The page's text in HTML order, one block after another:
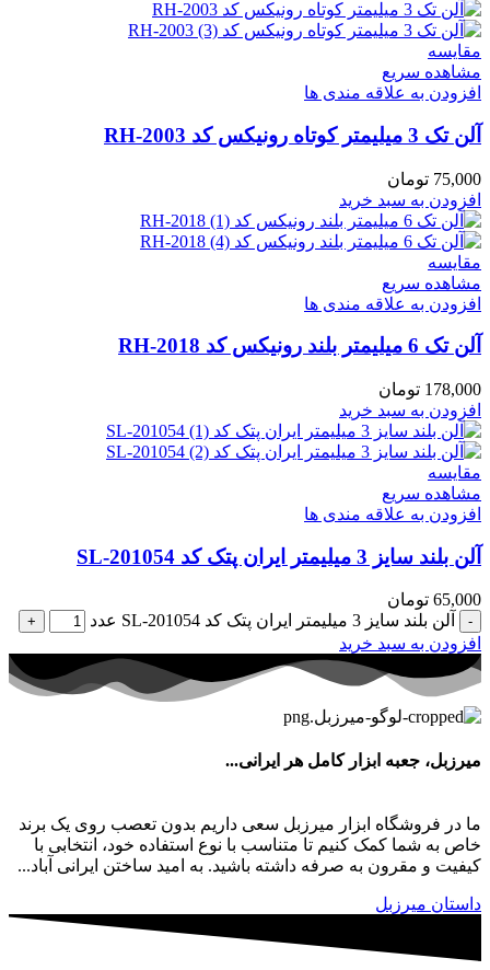
مقایسه
مشاهده سریع
افزودن به علاقه مندی ها
آلن تک 3 میلیمتر کوتاه رونیکس کد RH-2003
75,000 تومان
افزودن به سبد خرید
مقایسه
مشاهده سریع
افزودن به علاقه مندی ها
آلن تک 6 میلیمتر بلند رونیکس کد RH-2018
178,000 تومان
افزودن به سبد خرید
مقایسه
مشاهده سریع
افزودن به علاقه مندی ها
آلن بلند سایز 3 میلیمتر ایران پتک کد SL-201054
65,000 تومان
آلن بلند سایز 3 میلیمتر ایران پتک کد SL-201054 عدد
افزودن به سبد خرید
میرزبل، جعبه ابزار کامل هر ایرانی...
ما در فروشگاه ابزار میرزبل سعی داریم بدون تعصب روی یک برند
خاص به شما کمک کنیم تا متناسب با نوع استفاده خود، انتخابی با
کیفیت و مقرون به صرفه داشته باشید. به امید ساختن ایرانی آباد...
داستان میرزبل